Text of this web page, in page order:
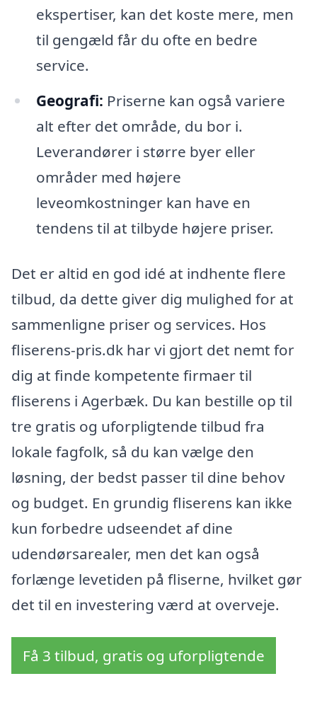
ekspertiser, kan det koste mere, men
til gengæld får du ofte en bedre
service.
Geografi: Priserne kan også variere
alt efter det område, du bor i.
Leverandører i større byer eller
områder med højere
leveomkostninger kan have en
tendens til at tilbyde højere priser.
Det er altid en god idé at indhente flere
tilbud, da dette giver dig mulighed for at
sammenligne priser og services. Hos
fliserens-pris.dk har vi gjort det nemt for
dig at finde kompetente firmaer til
fliserens i Agerbæk. Du kan bestille op til
tre gratis og uforpligtende tilbud fra
lokale fagfolk, så du kan vælge den
løsning, der bedst passer til dine behov
og budget. En grundig fliserens kan ikke
kun forbedre udseendet af dine
udendørsarealer, men det kan også
forlænge levetiden på fliserne, hvilket gør
det til en investering værd at overveje.
Få 3 tilbud, gratis og uforpligtende